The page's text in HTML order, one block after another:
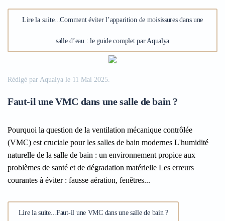
Lire la suite...Comment éviter l’apparition de moisissures dans une
salle d’eau : le guide complet par Aqualya
Rédigé par Aqualya le 11 Mai 2025.
Faut-il une VMC dans une salle de bain ?
Pourquoi la question de la ventilation mécanique contrôlée
(VMC) est cruciale pour les salles de bain modernes L'humidité
naturelle de la salle de bain : un environnement propice aux
problèmes de santé et de dégradation matérielle Les erreurs
courantes à éviter : fausse aération, fenêtres...
Lire la suite...Faut-il une VMC dans une salle de bain ?